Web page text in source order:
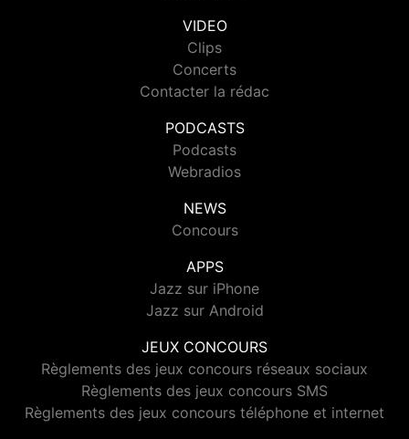
VIDEO
Clips
Concerts
Contacter la rédac
PODCASTS
Podcasts
Webradios
NEWS
Concours
APPS
Jazz sur iPhone
Jazz sur Android
JEUX CONCOURS
Règlements des jeux concours réseaux sociaux
Règlements des jeux concours SMS
Règlements des jeux concours téléphone et internet